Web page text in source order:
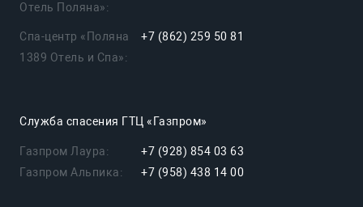
Отель Поляна»:
Спа-центр «Поляна
1389 Отель и Спа»:
+7 (862) 259 50 81
Служба спасения ГТЦ «Газпром»
Газпром Лаура:
+7 (928) 854 03 63
Газпром Альпика:
+7 (958) 438 14 00